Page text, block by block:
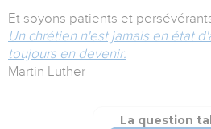
Et soyons patients et
Un chrétien n'est jamais en état
toujours en devenir.
Martin Luther
La question